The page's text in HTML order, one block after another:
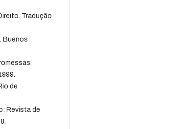
Tradução
Buenos
de
Revista de